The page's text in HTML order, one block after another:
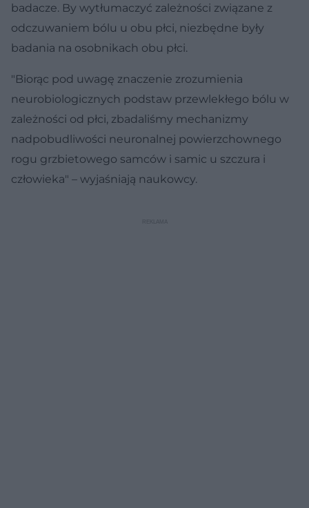
badacze. By wytłumaczyć zależności związane z
odczuwaniem bólu u obu płci, niezbędne były
badania na osobnikach obu płci.
"Biorąc pod uwagę znaczenie zrozumienia
neurobiologicznych podstaw przewlekłego bólu w
zależności od płci, zbadaliśmy mechanizmy
nadpobudliwości neuronalnej powierzchownego
rogu grzbietowego samców i samic u szczura i
człowieka" – wyjaśniają naukowcy.